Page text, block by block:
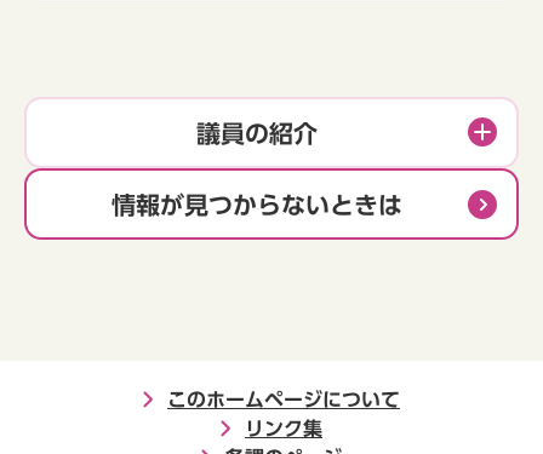
議員の紹介
情報が見つからないときは
このホームページについて
リンク集